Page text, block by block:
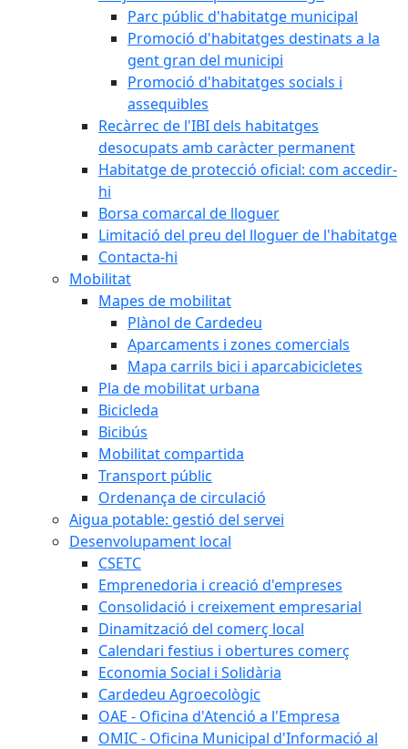
Parc públic d'habitatge municipal
Promoció d'habitatges destinats a la
gent gran del municipi
Promoció d'habitatges socials i
assequibles
Recàrrec de l'IBI dels habitatges
desocupats amb caràcter permanent
Habitatge de protecció oficial: com accedir-
hi
Borsa comarcal de lloguer
Limitació del preu del lloguer de l'habitatge
Contacta-hi
Mobilitat
Mapes de mobilitat
Plànol de Cardedeu
Aparcaments i zones comercials
Mapa carrils bici i aparcabicicletes
Pla de mobilitat urbana
Bicicleda
Bicibús
Mobilitat compartida
Transport públic
Ordenança de circulació
Aigua potable: gestió del servei
Desenvolupament local
CSETC
Emprenedoria i creació d'empreses
Consolidació i creixement empresarial
Dinamització del comerç local
Calendari festius i obertures comerç
Economia Social i Solidària
Cardedeu Agroecològic
OAE - Oficina d'Atenció a l'Empresa
OMIC - Oficina Municipal d'Informació al